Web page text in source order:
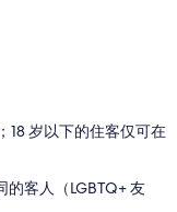
18 岁以下的住客仅可在
客人（LGBTQ+ 友